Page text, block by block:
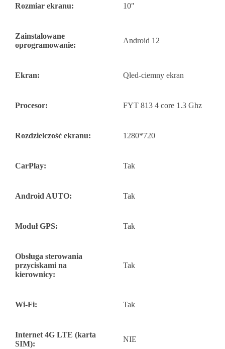
Rozmiar ekranu: 10"
Zainstalowane
oprogramowanie:
Android 12
Ekran: Qled-ciemny ekran
Procesor: FYT 813 4 core 1.3 Ghz
Rozdzielczość ekranu: 1280*720
CarPlay: Tak
Android AUTO: Tak
Moduł GPS: Tak
Obsługa sterowania
przyciskami na
kierownicy:
Tak
Wi-Fi: Tak
Internet 4G LTE (karta
SIM):
NIE